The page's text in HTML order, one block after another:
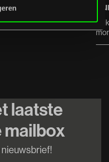
laatste
mailbox
nieuwsbrief!